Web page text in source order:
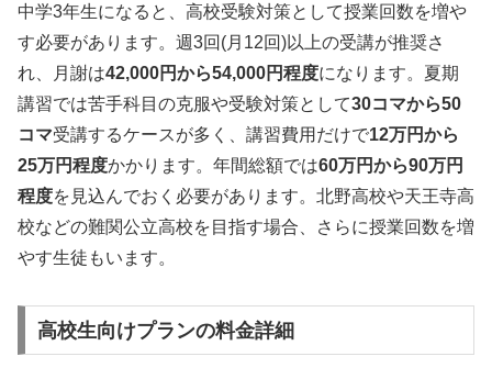
中学3年生になると、高校受験対策として授業回数を増や
す必要があります。週3回(月12回)以上の受講が推奨さ
れ、月謝は42,000円から54,000円程度になります。夏期
講習では苦手科目の克服や受験対策として30コマから50
コマ受講するケースが多く、講習費用だけで12万円から
25万円程度かかります。年間総額では60万円から90万円
程度を見込んでおく必要があります。北野高校や天王寺高
校などの難関公立高校を目指す場合、さらに授業回数を増
やす生徒もいます。
高校生向けプランの料金詳細